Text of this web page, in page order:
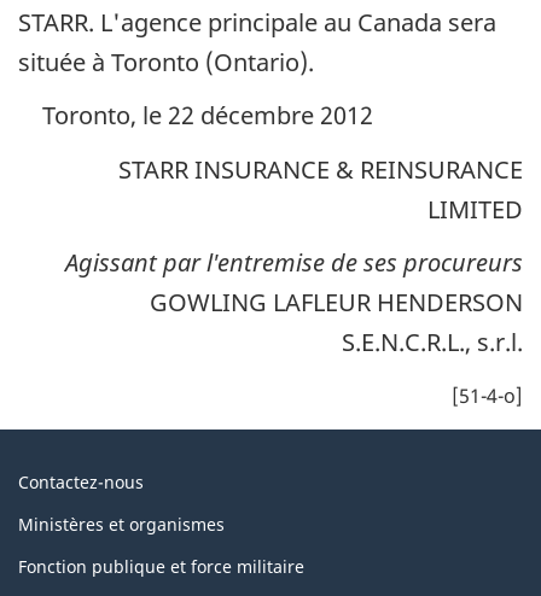
STARR. L'agence principale au Canada sera
située à Toronto (Ontario).
Toronto, le 22 décembre 2012
STARR INSURANCE & REINSURANCE
LIMITED
Agissant par l'entremise de ses procureurs
GOWLING LAFLEUR HENDERSON
S.E.N.C.R.L., s.r.l.
[51-4-o]
Au
du
gouvernement
Contactez-nous
Ministères et organismes
Fonction publique et force militaire